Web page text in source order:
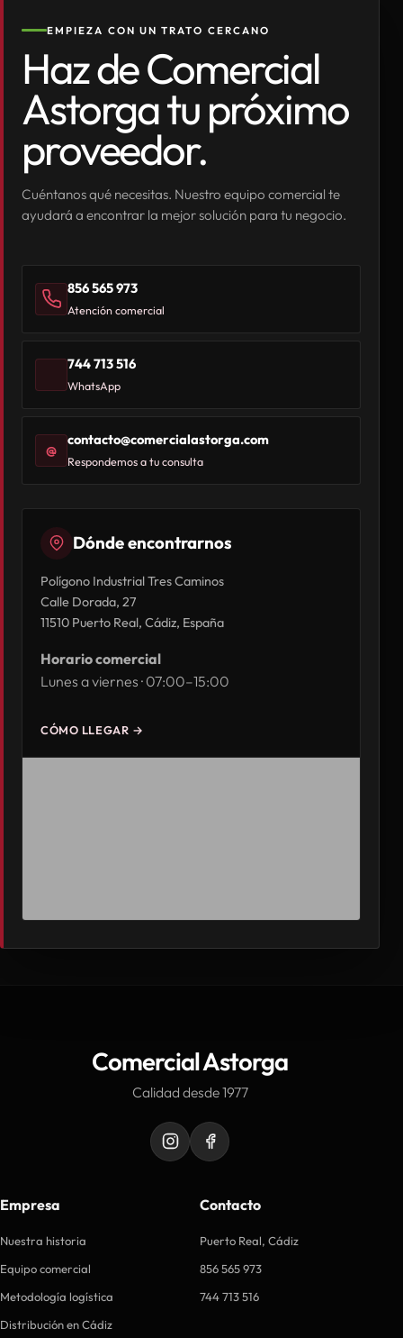
EMPIEZA CON UN TRATO CERCANO
Haz de Comercial
Astorga tu próximo
proveedor.
Cuéntanos qué necesitas. Nuestro equipo comercial te
ayudará a encontrar la mejor solución para tu negocio.
856 565 973
Atención comercial
744 713 516
WhatsApp
@
contacto@comercialastorga.com
Respondemos a tu consulta
Dónde encontrarnos
Polígono Industrial Tres Caminos
Calle Dorada, 27
11510 Puerto Real, Cádiz, España
Horario comercial
Lunes a viernes · 07:00–15:00
CÓMO LLEGAR →
Comercial Astorga
Calidad desde 1977
Empresa
Nuestra historia
Equipo comercial
Metodología logística
Distribución en Cádiz
Contacto
Puerto Real, Cádiz
856 565 973
744 713 516